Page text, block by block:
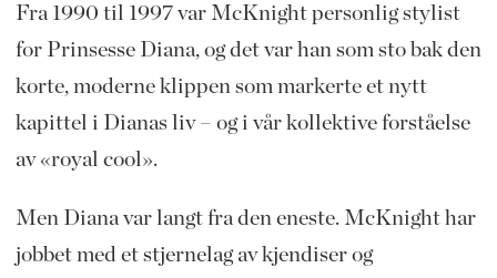
Fra 1990 til 1997 var McKnight personlig stylist
for Prinsesse Diana, og det var han som sto bak den
korte, moderne klippen som markerte et nytt
kapittel i Dianas liv – og i vår kollektive forståelse
av «royal cool».
Men Diana var langt fra den eneste. McKnight har
jobbet med et stjernelag av kjendiser og